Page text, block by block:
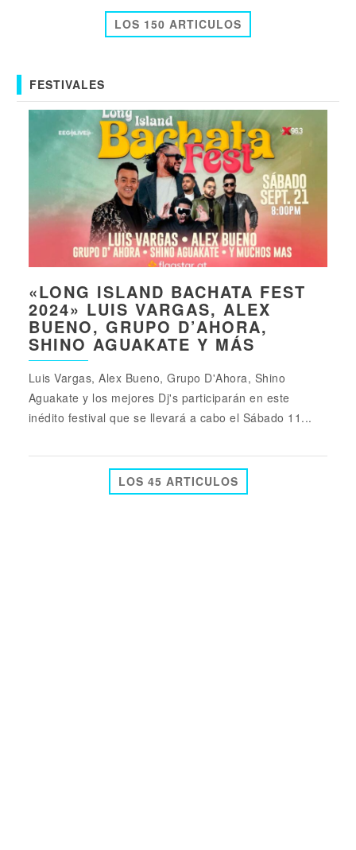
LOS 150 ARTICULOS
FESTIVALES
«LONG ISLAND BACHATA FEST
2024» LUIS VARGAS, ALEX
BUENO, GRUPO D’AHORA,
SHINO AGUAKATE Y MÁS
Luis Vargas, Alex Bueno, Grupo D'Ahora, Shino
Aguakate y los mejores Dj's participarán en este
inédito festival que se llevará a cabo el Sábado 11...
LOS 45 ARTICULOS